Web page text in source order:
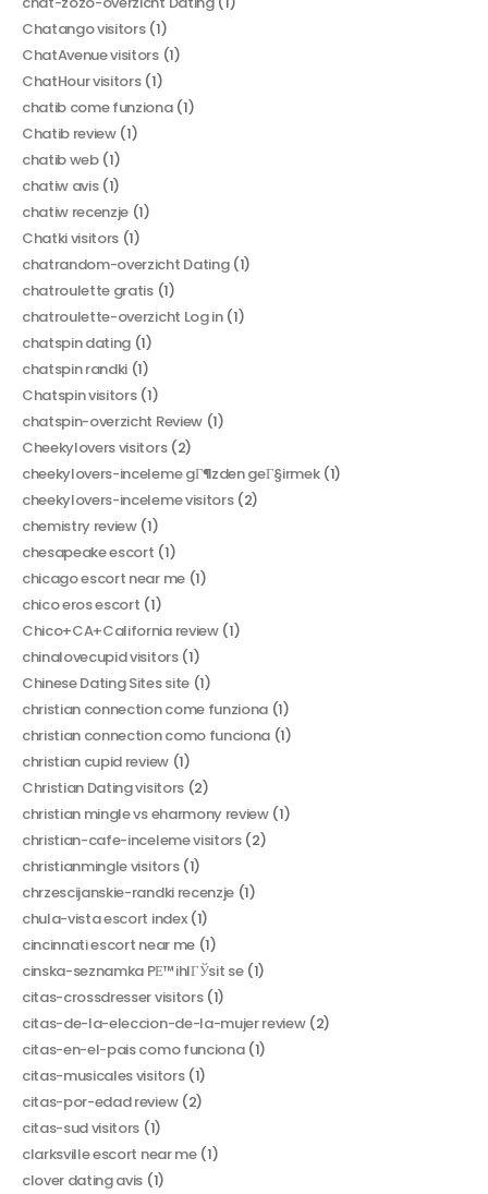
Chatango visitors(1)
ChatAvenue visitors(1)
ChatHour visitors(1)
chatib come funziona(1)
Chatib review(1)
chatib web(1)
chatiw avis(1)
chatiw recenzje (1)
Chatki visitors (1)
chatrandom-overzicht Dating(1)
chatroulette gratis(1)
chatroulette-overzicht Log in(1)
chatspin dating (1)
chatspin randki (1)
Chatspin visitors(1)
chatspin-overzicht Review(1)
Cheekylovers visitors(2)
cheekylovers-inceleme gГ¶zden geГ§irmek(1)
cheekylovers-inceleme visitors(2)
chemistry review(1)
chesapeake escort (1)
chicago escort near me(1)
chico eros escort (1)
Chico+CA+California review(1)
chinalovecupid visitors(1)
Chinese Dating Sites site(1)
christian connection come funziona(1)
christian connection como funciona(1)
christian cupid review(1)
Christian Dating visitors(2)
christian mingle vs eharmony review(1)
christian-cafe-inceleme visitors(2)
christianmingle visitors(1)
chrzescijanskie-randki recenzje(1)
chula-vista escort index(1)
cincinnati escort near me(1)
cinska-seznamka PЕ™ihlГЎsit se(1)
citas-crossdresser visitors(1)
citas-de-la-eleccion-de-la-mujer review(2)
citas-en-el-pais como funciona(1)
citas-musicales visitors(1)
citas-por-edad review(2)
citas-sud visitors (1)
clarksville escort near me(1)
clover dating avis (1)